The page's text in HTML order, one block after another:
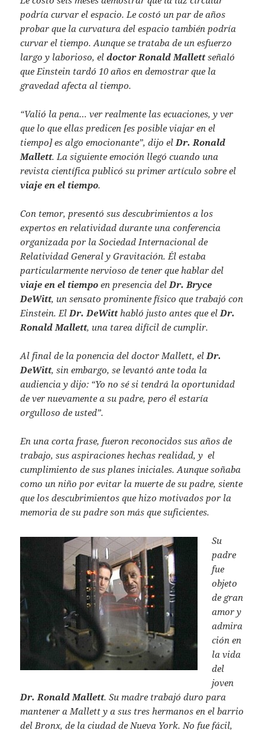
podría curvar el espacio. Le costó un par de años
probar que la curvatura del espacio también podría
curvar el tiempo. Aunque se trataba de un esfuerzo
largo y laborioso, eldoctor Ronald Mallettseñaló
que Einstein tardó 10 años en demostrar que la
gravedad afecta al tiempo.
“Valió la pena… ver realmente las ecuaciones, y ver
que lo que ellas predicen [es posible viajar en el
tiempo] es algo emocionante”, dijo el Dr. Ronald
Mallett. La siguiente emoción llegó cuando una
revista científica publicó su primer artículo sobre el
viaje en el tiempo.
Con temor, presentó sus descubrimientos a los
expertos en relatividad durante una conferencia
organizada por la Sociedad Internacional de
Relatividad General y Gravitación. Él estaba
particularmente nervioso de tener que hablar del
viaje en el tiempo en presencia del Dr. Bryce
DeWitt, un sensato prominente físico que trabajó con
Einstein. El Dr. DeWitthabló justo antes que el Dr.
Ronald Mallett, una tarea difícil de cumplir.
Al final de la ponencia del doctor Mallett, el Dr.
DeWitt, sin embargo, se levantó ante toda la
audiencia y dijo: “Yo no sé si tendrá la oportunidad
de ver nuevamente a su padre, pero él estaría
orgulloso de usted”.
En una corta frase, fueron reconocidos sus años de
trabajo, sus aspiraciones hechas realidad, y el
cumplimiento de sus planes iniciales. Aunque soñaba
como un niño por evitar la muerte de su padre, siente
que los descubrimientos que hizo motivados por la
memoria de su padre son más que suficientes.
Su
padre
fue
objeto
de gran
amor y
admira
ción en
la vida
del
joven
Dr. Ronald Mallett. Su madre trabajó duro para
mantener a Mallett y a sus tres hermanos en el barrio
del Bronx, de la ciudad de Nueva York. No fue fácil,